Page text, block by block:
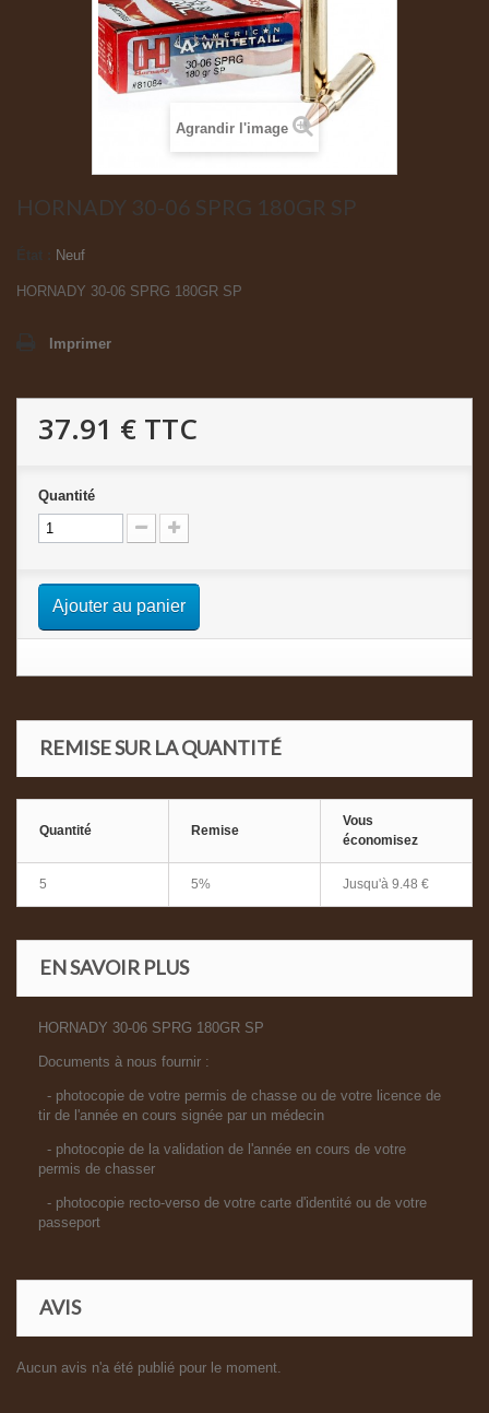
Agrandir l'image
HORNADY 30-06 SPRG 180GR SP
Neuf
HORNADY 30-06 SPRG 180GR SP
Imprimer
37.91 € TTC
Quantité
Ajouter au panier
REMISE SUR LA QUANTITÉ
Quantité Remise
Vous
économisez
5 5% Jusqu'à 9.48 €
EN SAVOIR PLUS
HORNADY 30-06 SPRG 180GR SP
Documents à nous fournir :
- photocopie de votre permis de chasse ou de votre licence de
tir de l'année en cours signée par un médecin
- photocopie de la validation de l'année en cours de votre
permis de chasser
- photocopie recto-verso de votre carte d'identité ou de votre
passeport
AVIS
Aucun avis n'a été publié pour le moment.